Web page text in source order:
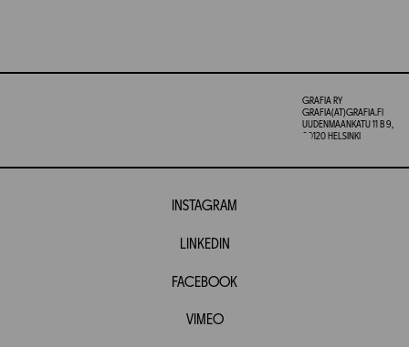
GRAFIA RY
GRAFIA(AT)GRAFIA.FI
UUDENMAANKATU 11 B 9,
00120 HELSINKI
INSTAGRAM
LINKEDIN
FACEBOOK
VIMEO